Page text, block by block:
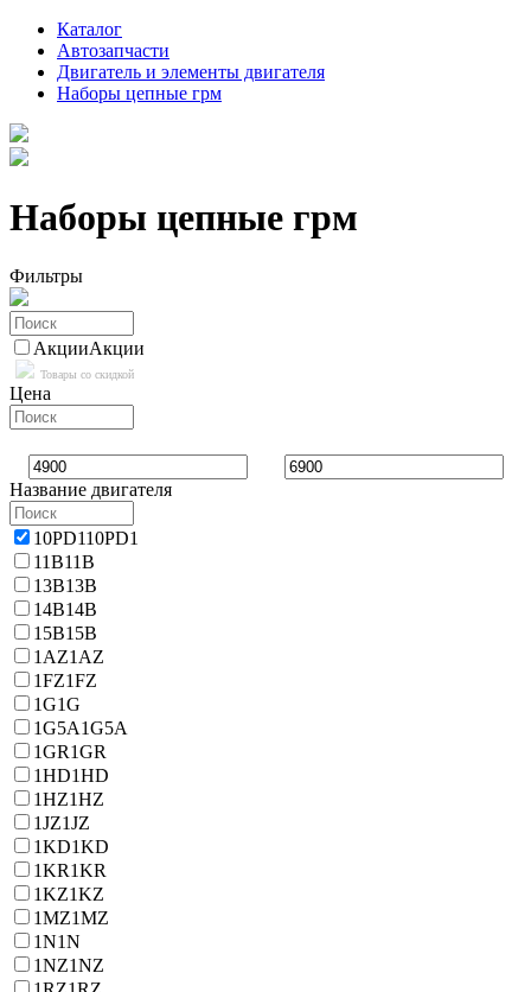
Каталог
Автозапчасти
Двигатель и элементы двигателя
Наборы цепные грм
Наборы цепные грм
Фильтры
АкцииАкции
Товары со скидкой
Цена
Название двигателя
10PD110PD1
11B11B
13B13B
14B14B
15B15B
1AZ1AZ
1FZ1FZ
1G1G
1G5A1G5A
1GR1GR
1HD1HD
1HZ1HZ
1JZ1JZ
1KD1KD
1KR1KR
1KZ1KZ
1MZ1MZ
1N1N
1NZ1NZ